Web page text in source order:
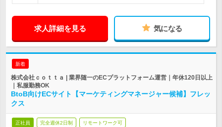
求人詳細を見る 気になる
新着
株式会社ｃｏｔｔａ | 業界随一のECプラットフォーム運営｜年休120日以上
｜私服勤務OK
BtoB向けECサイト【マーケティングマネージャー候補】フレッ
クス
正社員 完全週休2日制 リモートワーク可